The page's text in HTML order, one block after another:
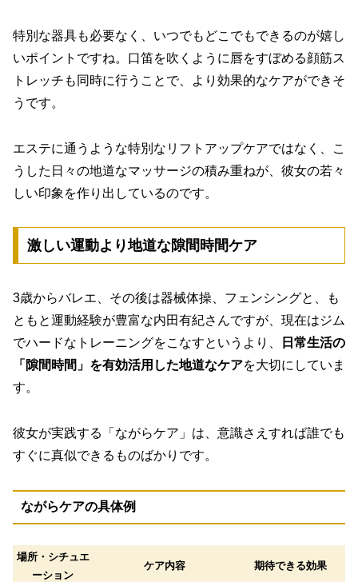
特別な器具も必要なく、いつでもどこでもできるのが嬉し
いポイントですね。口笛を吹くように唇をすぼめる顔筋ス
トレッチも同時に行うことで、より効果的なケアができそ
うです。
エステに通うような特別なリフトアップケアではなく、こ
うした日々の地道なマッサージの積み重ねが、彼女の若々
しい印象を作り出しているのです。
激しい運動より地道な隙間時間ケア
3歳からバレエ、その後は器械体操、フェンシングと、も
ともと運動経験が豊富な内田有紀さんですが、現在はジム
でハードなトレーニングをこなすというより、
日常生活の
「隙間時間」を有効活用した地道なケアを大切にしていま
す。
彼女が実践する「ながらケア」は、意識さえすれば誰でも
すぐに真似できるものばかりです。
ながらケアの具体例
場所・シチュエ
ーション
ケア内容 期待できる効果